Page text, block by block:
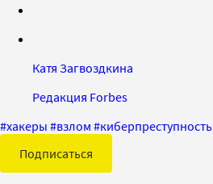
Катя Загвоздкина
Редакция Forbes
#хакеры #взлом #киберпреступность
Подписаться